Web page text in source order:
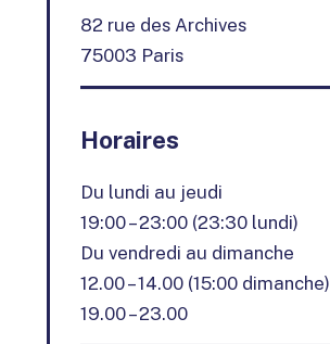
82 rue des Archives
75003 Paris
Horaires
Du lundi au jeudi
19:00 – 23:00 (23:30 lundi)
Du vendredi au dimanche
12.00 – 14.00 (15:00 dimanche)
19.00 – 23.00